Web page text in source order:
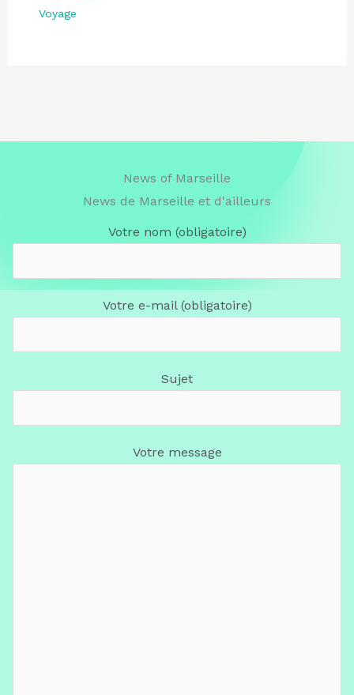
Voyage
News of Marseille
News de Marseille et d'ailleurs
Votre nom (obligatoire)
Votre e-mail (obligatoire)
Sujet
Votre message